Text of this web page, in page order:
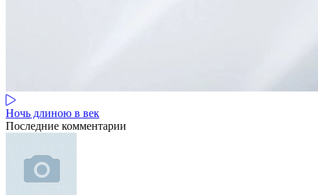
Ночь длиною в век
Последние комментарии